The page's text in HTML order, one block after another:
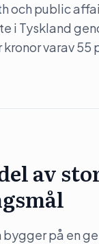
och public
i Tyskland
varav 55
av
på en